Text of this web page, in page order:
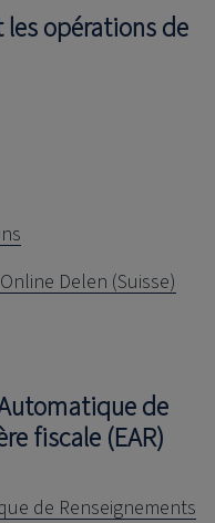
opérations de
Delen (Suisse)
de
fiscale (EAR)
de Renseignements